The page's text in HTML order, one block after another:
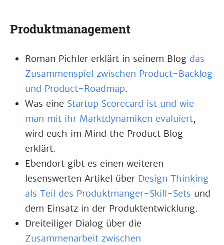
Produktmanagement
Roman Pichler erklärt in seinem Blog das
Zusammenspiel zwischen Product-Backlog
und Product-Roadmap.
Was eine Startup Scorecard ist und wie
man mit ihr Marktdynamiken evaluiert,
wird euch im Mind the Product Blog
erklärt.
Ebendort gibt es einen weiteren
lesenswerten Artikel über Design Thinking
als Teil des Produktmanger-Skill-Sets und
dem Einsatz in der Produktentwicklung.
Dreiteiliger Dialog über die
Zusammenarbeit zwischen